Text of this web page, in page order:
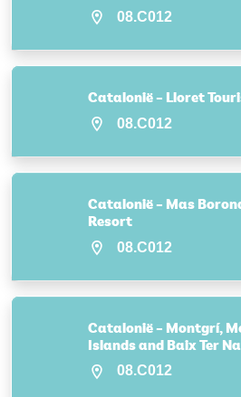
08.C012
Catalonië – Lloret
08.C012
Catalonië – Mas
Resort
08.C012
Catalonië – Montgrí,
Islands and Baix Ter
08.C012